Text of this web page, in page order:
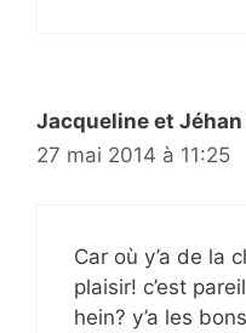
Jacqueline et
27 mai 2014 à 11:25
Car où y’a de la
plaisir! c’est
hein? y’a les